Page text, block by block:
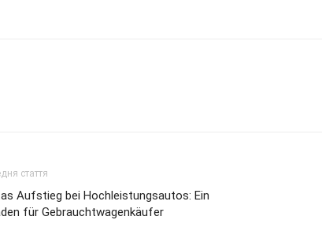
стаття
Aufstieg bei Hochleistungsautos: Ein
für Gebrauchtwagenkäufer